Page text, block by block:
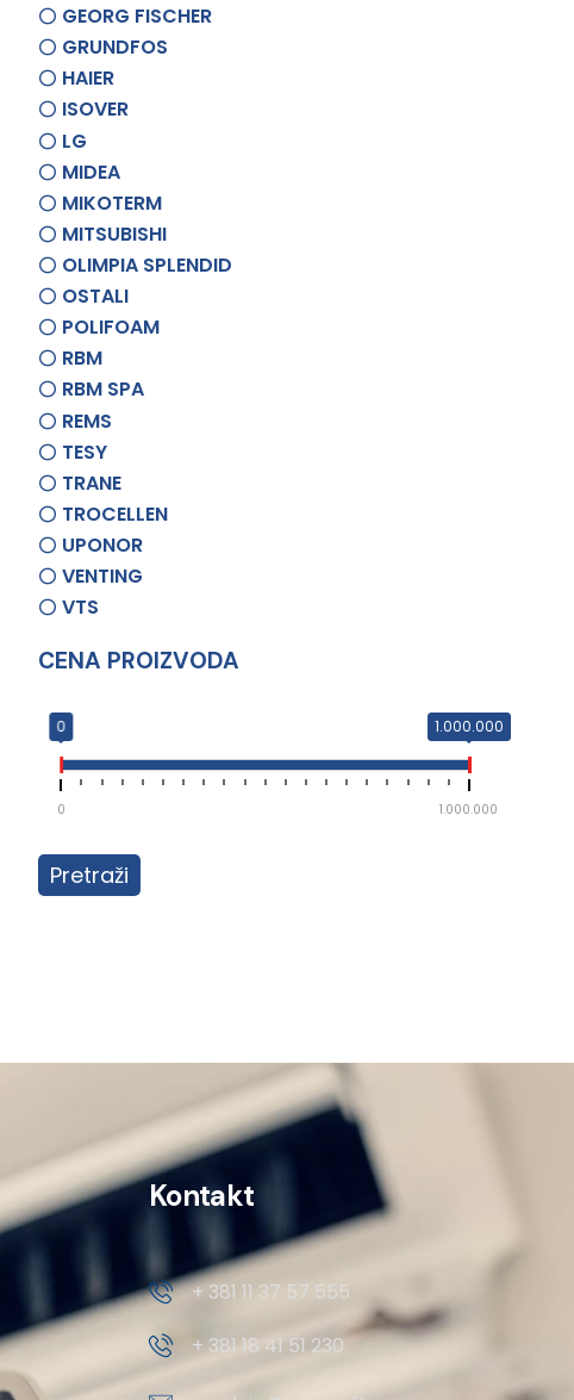
GEORG FISCHER
GRUNDFOS
HAIER
ISOVER
LG
MIDEA
MIKOTERM
MITSUBISHI
OLIMPIA SPLENDID
OSTALI
POLIFOAM
RBM
RBM SPA
REMS
TESY
TRANE
TROCELLEN
UPONOR
VENTING
VTS
CENA PROIZVODA
0 1.000.000
0 1.000.000
Pretraži
Kontakt
+ 381 11 37 57 555
+ 381 18 41 51 230